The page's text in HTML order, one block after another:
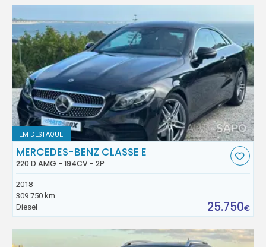
EM DESTAQUE
MERCEDES-BENZ CLASSE E
220 D AMG - 194CV - 2P
2018
309.750 km
Diesel
25.750€